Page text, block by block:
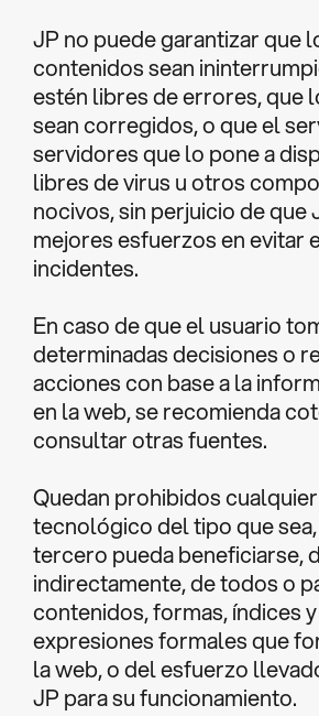
JP no puede garantizar que
contenidos sean
estén libres de errores, que
sean corregidos, o que el
servidores que lo pone a
libres de virus u otros
nocivos, sin perjuicio de que
mejores esfuerzos en evitar
incidentes.
En caso de que el usuario
determinadas decisiones o
acciones con base a la
en la web, se recomienda
consultar otras fuentes.
Quedan prohibidos
tecnológico del tipo que
tercero pueda beneficiarse,
indirectamente, de todos o
contenidos, formas, índices
expresiones formales que
la web, o del esfuerzo
JP para su funcionamiento.